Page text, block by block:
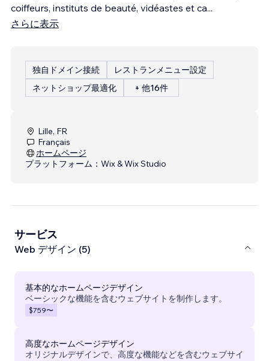
coiffeurs, instituts de beauté, vidéastes et ca...
さらに表示
独自ドメイン接続
レストランメニュー設定
ネットショップ最適化
+ 他16件
Lille, FR
Français
ホームページ
プラットフォーム： Wix & Wix Studio
サービス
Web デザイン (5)
基本的なホームページデザイン
ベーシックな機能を含むウェブサイトを制作します。
$759〜
高度なホームページデザイン
オリジナルデザインで、高度な機能などを含むウェブサイ